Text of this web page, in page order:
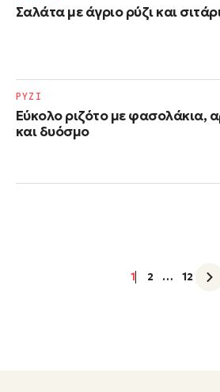
Σαλάτα με άγριο ρύζι και
Εύκολο ριζότο με φασολάκια,
και δυόσμο
ΡΥΖΙ
1 2 … 12